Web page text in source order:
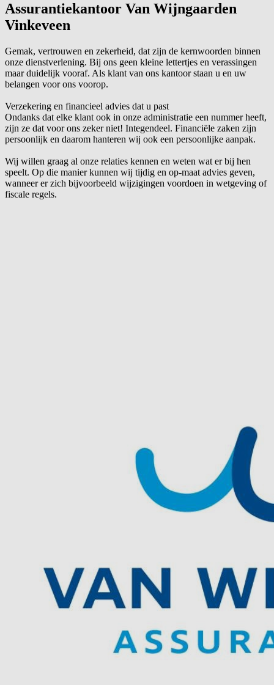
Assurantiekantoor Van Wijngaarden
Vinkeveen
Gemak, vertrouwen en zekerheid, dat zijn de kernwoorden binnen
onze dienstverlening. Bij ons geen kleine lettertjes en verassingen
maar duidelijk vooraf. Als klant van ons kantoor staan u en uw
belangen voor ons voorop.
Verzekering en financieel advies dat u past
Ondanks dat elke klant ook in onze administratie een nummer heeft,
zijn ze dat voor ons zeker niet! Integendeel. Financiële zaken zijn
persoonlijk en daarom hanteren wij ook een persoonlijke aanpak.
Wij willen graag al onze relaties kennen en weten wat er bij hen
speelt. Op die manier kunnen wij tijdig en op-maat advies geven,
wanneer er zich bijvoorbeeld wijzigingen voordoen in wetgeving of
fiscale regels.